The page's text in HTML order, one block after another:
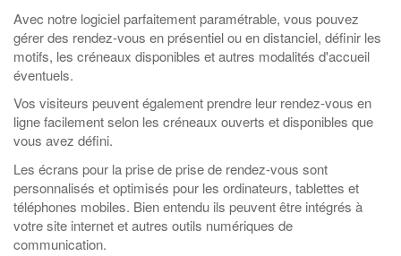
Avec notre logiciel parfaitement paramétrable, vous pouvez
gérer des rendez-vous en présentiel ou en distanciel, définir les
motifs, les créneaux disponibles et autres modalités d'accueil
éventuels.
Vos visiteurs peuvent également prendre leur rendez-vous en
ligne facilement selon les créneaux ouverts et disponibles que
vous avez défini.
Les écrans pour la prise de prise de rendez-vous sont
personnalisés et optimisés pour les ordinateurs, tablettes et
téléphones mobiles. Bien entendu ils peuvent être intégrés à
votre site internet et autres outils numériques de
communication.